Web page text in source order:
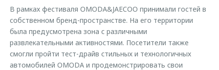
В рамках фестиваля OMODA&JAECOO принимали гостей в
собственном бренд-пространстве. На его территории
была предусмотрена зона с различными
развлекательными активностями. Посетители также
смогли пройти тест-драйв стильных и технологичных
автомобилей OMODA и продемонстрировать свои